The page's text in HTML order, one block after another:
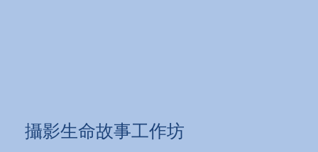
​攝影生命故事工作坊